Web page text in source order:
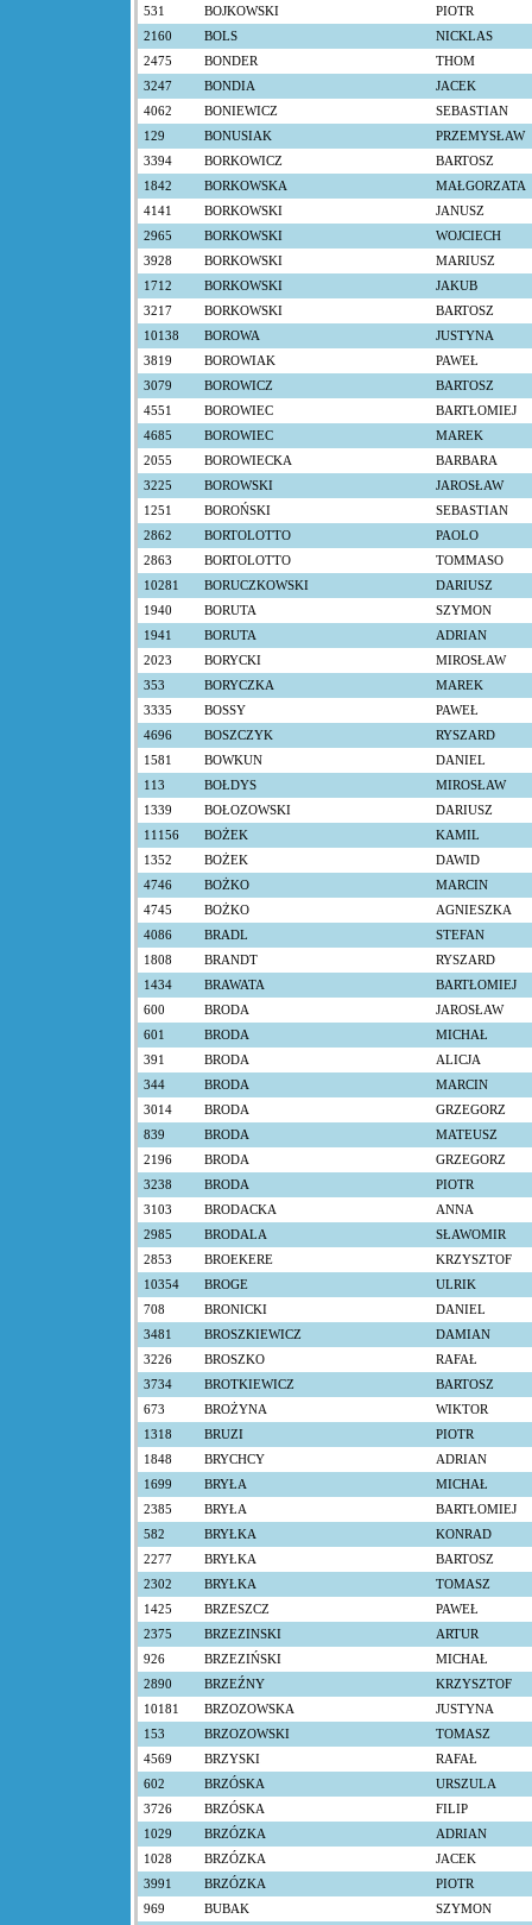
531
BOJKOWSKI
PIOTR
2160
BOLS
NICKLAS
2475
BONDER
THOM
3247
BONDIA
JACEK
4062
BONIEWICZ
SEBASTIAN
129
BONUSIAK
PRZEMYSŁAW
3394
BORKOWICZ
BARTOSZ
1842
BORKOWSKA
MAŁGORZATA
4141
BORKOWSKI
JANUSZ
2965
BORKOWSKI
WOJCIECH
3928
BORKOWSKI
MARIUSZ
1712
BORKOWSKI
JAKUB
3217
BORKOWSKI
BARTOSZ
10138
BOROWA
JUSTYNA
3819
BOROWIAK
PAWEŁ
3079
BOROWICZ
BARTOSZ
4551
BOROWIEC
BARTŁOMIEJ
4685
BOROWIEC
MAREK
2055
BOROWIECKA
BARBARA
3225
BOROWSKI
JAROSŁAW
1251
BOROŃSKI
SEBASTIAN
2862
BORTOLOTTO
PAOLO
2863
BORTOLOTTO
TOMMASO
10281
BORUCZKOWSKI
DARIUSZ
1940
BORUTA
SZYMON
1941
BORUTA
ADRIAN
2023
BORYCKI
MIROSŁAW
353
BORYCZKA
MAREK
3335
BOSSY
PAWEŁ
4696
BOSZCZYK
RYSZARD
1581
BOWKUN
DANIEL
113
BOŁDYS
MIROSŁAW
1339
BOŁOZOWSKI
DARIUSZ
11156
BOŻEK
KAMIL
1352
BOŻEK
DAWID
4746
BOŻKO
MARCIN
4745
BOŻKO
AGNIESZKA
4086
BRADL
STEFAN
1808
BRANDT
RYSZARD
1434
BRAWATA
BARTŁOMIEJ
600
BRODA
JAROSŁAW
601
BRODA
MICHAŁ
391
BRODA
ALICJA
344
BRODA
MARCIN
3014
BRODA
GRZEGORZ
839
BRODA
MATEUSZ
2196
BRODA
GRZEGORZ
3238
BRODA
PIOTR
3103
BRODACKA
ANNA
2985
BRODALA
SŁAWOMIR
2853
BROEKERE
KRZYSZTOF
10354
BROGE
ULRIK
708
BRONICKI
DANIEL
3481
BROSZKIEWICZ
DAMIAN
3226
BROSZKO
RAFAŁ
3734
BROTKIEWICZ
BARTOSZ
673
BROŻYNA
WIKTOR
1318
BRUZI
PIOTR
1848
BRYCHCY
ADRIAN
1699
BRYŁA
MICHAŁ
2385
BRYŁA
BARTŁOMIEJ
582
BRYŁKA
KONRAD
2277
BRYŁKA
BARTOSZ
2302
BRYŁKA
TOMASZ
1425
BRZESZCZ
PAWEŁ
2375
BRZEZINSKI
ARTUR
926
BRZEZIŃSKI
MICHAŁ
2890
BRZEŹNY
KRZYSZTOF
10181
BRZOZOWSKA
JUSTYNA
153
BRZOZOWSKI
TOMASZ
4569
BRZYSKI
RAFAŁ
602
BRZÓSKA
URSZULA
3726
BRZÓSKA
FILIP
1029
BRZÓZKA
ADRIAN
1028
BRZÓZKA
JACEK
3991
BRZÓZKA
PIOTR
969
BUBAK SZYMON